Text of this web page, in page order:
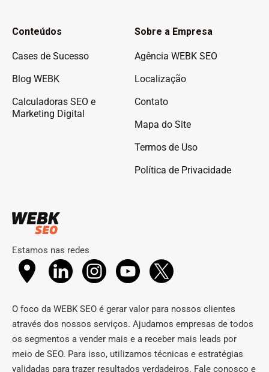
Conteúdos
Cases de Sucesso
Blog WEBK
Calculadoras SEO e
Marketing Digital
Sobre a Empresa
Agência WEBK SEO
Localização
Contato
Mapa do Site
Termos de Uso
Política de Privacidade
Estamos nas redes
O foco da WEBK SEO é gerar valor para nossos clientes
através dos nossos serviços. Ajudamos empresas de todos
os segmentos a vender mais e a receber mais leads por
meio de SEO. Para isso, utilizamos técnicas e estratégias
validadas para trazer resultados verdadeiros. Fale conosco e